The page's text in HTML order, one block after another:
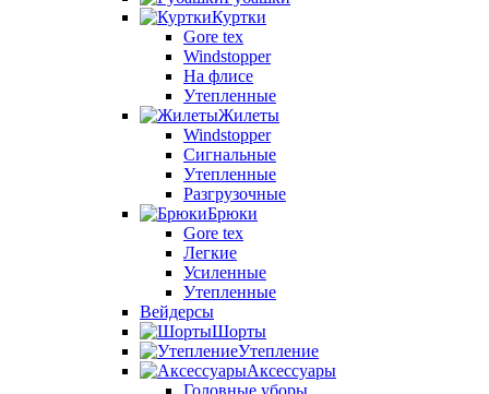
Куртки
Gore tex
Windstopper
На флисе
Утепленные
Жилеты
Windstopper
Сигнальные
Утепленные
Разгрузочные
Брюки
Gore tex
Легкие
Усиленные
Утепленные
Вейдерсы
Шорты
Утепление
Аксессуары
Головные уборы